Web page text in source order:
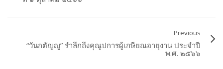
Previous
“วันกตัญญู” รำลึกถึงคุณูปการผู้เกษียณอายุงาน ประจำปี
พ.ศ. ๒๕๖๖